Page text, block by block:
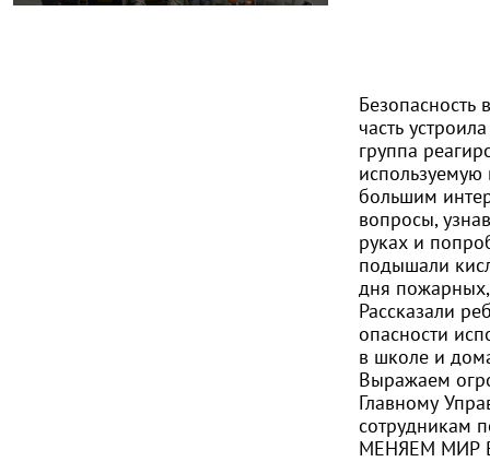
Безопасность
часть
группа
большим
вопросы,
руках и
подышали
дня пожарных,
Рассказали
опасности
в школе и
Выражаем
Главному
сотрудникам
МЕНЯЕМ МИР